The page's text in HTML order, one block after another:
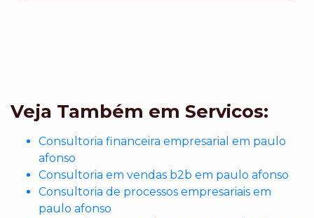
Veja Também em Servicos:
Consultoria financeira empresarial em paulo
afonso
Consultoria em vendas b2b em paulo afonso
Consultoria de processos empresariais em
paulo afonso